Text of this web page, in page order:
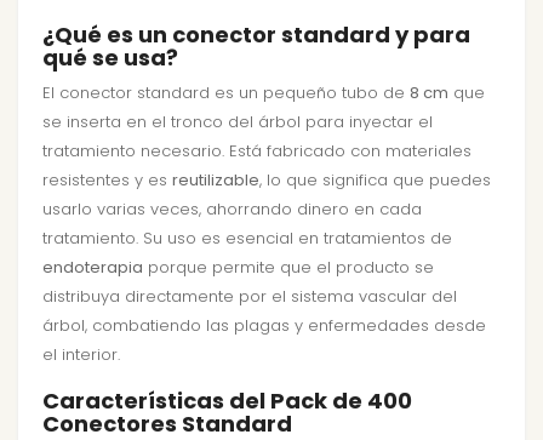
¿Qué es un conector standard y para
qué se usa?
El conector standard es un pequeño tubo de 8 cm que
se inserta en el tronco del árbol para inyectar el
tratamiento necesario. Está fabricado con materiales
resistentes y es reutilizable, lo que significa que puedes
usarlo varias veces, ahorrando dinero en cada
tratamiento. Su uso es esencial en tratamientos de
endoterapia porque permite que el producto se
distribuya directamente por el sistema vascular del
árbol, combatiendo las plagas y enfermedades desde
el interior.
Características del Pack de 400
Conectores Standard